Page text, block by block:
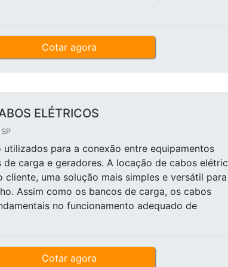
Cotar agora
ELÉTRICOS
utilizados para a conexão entre equipamentos
carga e geradores. A locação de cabos
cliente, uma solução mais simples e versátil
Assim como os bancos de carga, os cabos
no funcionamento adequado de
Cotar agora